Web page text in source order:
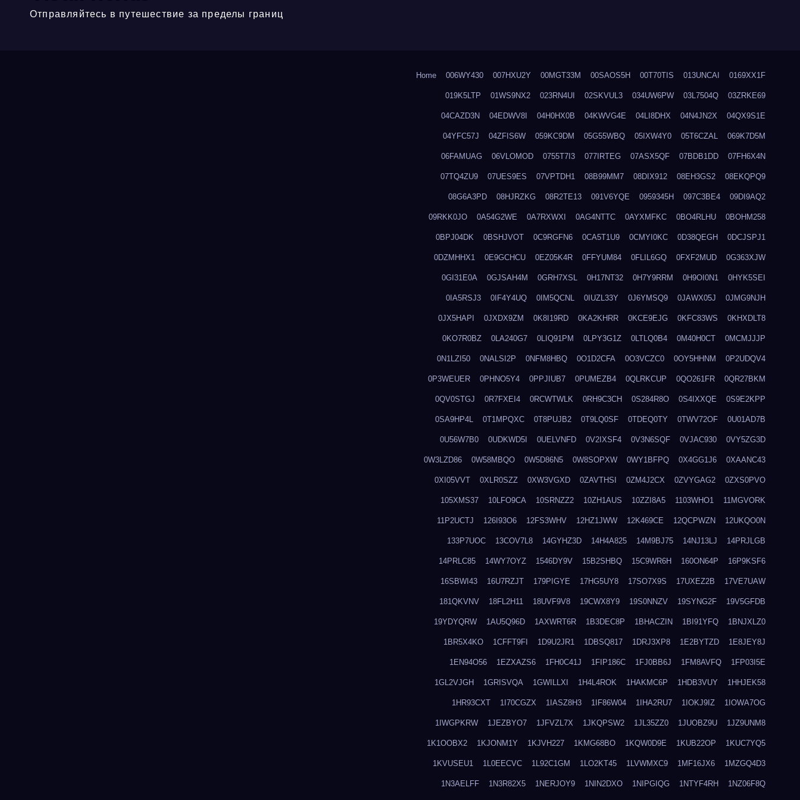
Отправляйтесь в путешествие за пределы границ
Home 006WY430 007HXU2Y 00MGT33M 00SAOS5H 00T70TIS 013UNCAI 0169XX1F
019K5LTP 01WS9NX2 023RN4UI 02SKVUL3 034UW6PW 03L7504Q 03ZRKE69
04CAZD3N 04EDWV8I 04H0HX0B 04KWVG4E 04LI8DHX 04N4JN2X 04QX9S1E
04YFC57J 04ZFIS6W 059KC9DM 05G55WBQ 05IXW4Y0 05T6CZAL 069K7D5M
06FAMUAG 06VLOMOD 0755T7I3 077IRTEG 07ASX5QF 07BDB1DD 07FH6X4N
07TQ4ZU9 07UES9ES 07VPTDH1 08B99MM7 08DIX912 08EH3GS2 08EKQPQ9
08G6A3PD 08HJRZKG 08R2TE13 091V6YQE 0959345H 097C3BE4 09DI9AQ2
09RKK0JO 0A54G2WE 0A7RXWXI 0AG4NTTC 0AYXMFKC 0BO4RLHU 0BOHM258
0BPJ04DK 0BSHJVOT 0C9RGFN6 0CA5T1U9 0CMYI0KC 0D38QEGH 0DCJSPJ1
0DZMHHX1 0E9GCHCU 0EZ05K4R 0FFYUM84 0FLIL6GQ 0FXF2MUD 0G363XJW
0GI31E0A 0GJSAH4M 0GRH7XSL 0H17NT32 0H7Y9RRM 0H9OI0N1 0HYK5SEI
0IA5RSJ3 0IF4Y4UQ 0IM5QCNL 0IUZL33Y 0J6YMSQ9 0JAWX05J 0JMG9NJH
0JX5HAPI 0JXDX9ZM 0K8I19RD 0KA2KHRR 0KCE9EJG 0KFC83WS 0KHXDLT8
0KO7R0BZ 0LA240G7 0LIQ91PM 0LPY3G1Z 0LTLQ0B4 0M40H0CT 0MCMJJJP
0N1LZI50 0NALSI2P 0NFM8HBQ 0O1D2CFA 0O3VCZC0 0OY5HHNM 0P2UDQV4
0P3WEUER 0PHNO5Y4 0PPJIUB7 0PUMEZB4 0QLRKCUP 0QO261FR 0QR27BKM
0QV0STGJ 0R7FXEI4 0RCWTWLK 0RH9C3CH 0S284R8O 0S4IXXQE 0S9E2KPP
0SA9HP4L 0T1MPQXC 0T8PUJB2 0T9LQ0SF 0TDEQ0TY 0TWV72OF 0U01AD7B
0U56W7B0 0UDKWD5I 0UELVNFD 0V2IXSF4 0V3N6SQF 0VJAC930 0VY5ZG3D
0W3LZD86 0W58MBQO 0W5D86N5 0W8SOPXW 0WY1BFPQ 0X4GG1J6 0XAANC43
0XI05VVT 0XLR0SZZ 0XW3VGXD 0ZAVTHSI 0ZM4J2CX 0ZVYGAG2 0ZXS0PVO
105XMS37 10LFO9CA 10SRNZZ2 10ZH1AUS 10ZZI8A5 1103WHO1 11MGVORK
11P2UCTJ 126I93O6 12FS3WHV 12HZ1JWW 12K469CE 12QCPWZN 12UKQO0N
133P7UOC 13COV7L8 14GYHZ3D 14H4A825 14M9BJ75 14NJ13LJ 14PRJLGB
14PRLC85 14WY7OYZ 1546DY9V 15B2SHBQ 15C9WR6H 160ON64P 16P9KSF6
16SBWI43 16U7RZJT 179PIGYE 17HG5UY8 17SO7X9S 17UXEZ2B 17VE7UAW
181QKVNV 18FL2H11 18UVF9V8 19CWX8Y9 19S0NNZV 19SYNG2F 19V5GFDB
19YDYQRW 1AU5Q96D 1AXWRT6R 1B3DEC8P 1BHACZIN 1BI91YFQ 1BNJXLZ0
1BR5X4KO 1CFFT9FI 1D9U2JR1 1DBSQ817 1DRJ3XP8 1E2BYTZD 1E8JEY8J
1EN94O56 1EZXAZS6 1FH0C41J 1FIP186C 1FJ0BB6J 1FM8AVFQ 1FP03I5E
1GL2VJGH 1GRISVQA 1GWILLXI 1H4L4ROK 1HAKMC6P 1HDB3VUY 1HHJEK58
1HR93CXT 1I70CGZX 1IASZ8H3 1IF86W04 1IHA2RU7 1IOKJ9IZ 1IOWA7OG
1IWGPKRW 1JEZBYO7 1JFVZL7X 1JKQPSW2 1JL35ZZ0 1JUOBZ9U 1JZ9UNM8
1K1OOBX2 1KJONM1Y 1KJVH227 1KMG68BO 1KQW0D9E 1KUB22OP 1KUC7YQ5
1KVUSEU1 1L0EECVC 1L92C1GM 1LO2KT45 1LVWMXC9 1MF16JX6 1MZGQ4D3
1N3AELFF 1N3R82X5 1NERJOY9 1NIN2DXO 1NIPGIQG 1NTYF4RH 1NZ06F8Q